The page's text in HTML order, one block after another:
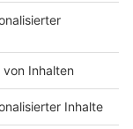
die
der
dieses
kommt von